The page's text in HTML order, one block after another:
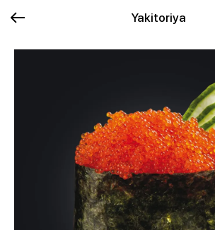
Yakitoriya